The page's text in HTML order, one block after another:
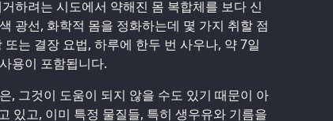
하려는 시도에서 약해진 몸 복합체를 보다 신
광선, 화학적 몸을 정화하는데 몇 가지 취할 점
는 결장 요법, 하루에 한두 번 사우나, 약 7일
용이 포함됩니다.
, 그것이 도움이 되지 않을 수도 있기 때문이 아
있고, 이미 특정 물질들, 특히 생우유와 기름을